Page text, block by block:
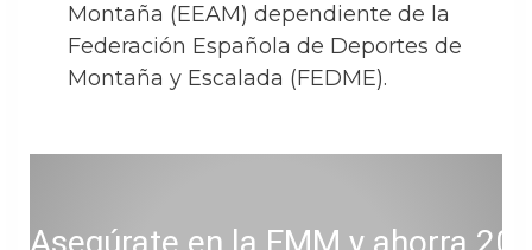
Montaña (EEAM) dependiente de la
Federación Española de Deportes de
Montaña y Escalada (FEDME).